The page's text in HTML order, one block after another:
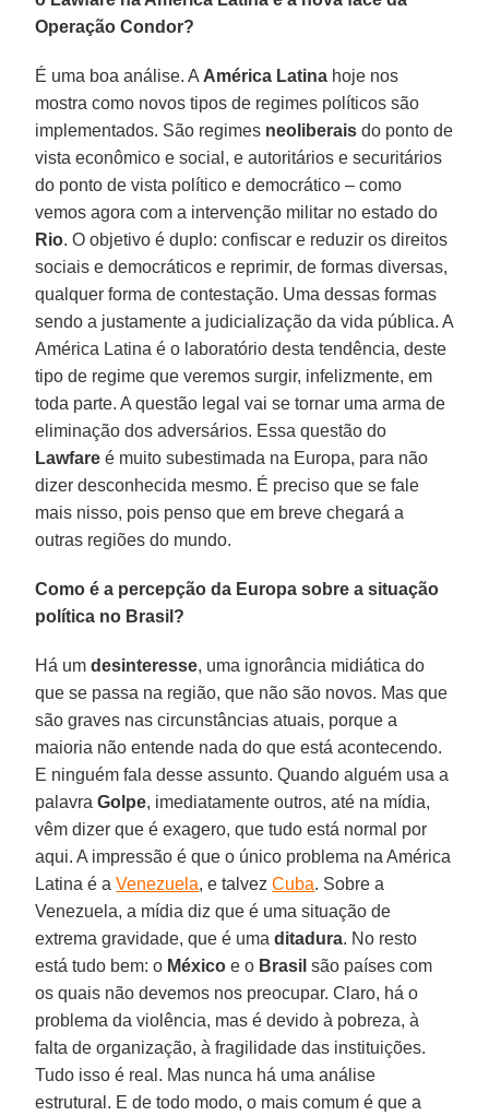
Operação Condor?
É uma boa análise. A América Latina hoje nos
mostra como novos tipos de regimes políticos são
implementados. São regimes neoliberais do ponto de
vista econômico e social, e autoritários e securitários
do ponto de vista político e democrático – como
vemos agora com a intervenção militar no estado do
Rio. O objetivo é duplo: confiscar e reduzir os direitos
sociais e democráticos e reprimir, de formas diversas,
qualquer forma de contestação. Uma dessas formas
sendo a justamente a judicialização da vida pública. A
América Latina é o laboratório desta tendência, deste
tipo de regime que veremos surgir, infelizmente, em
toda parte. A questão legal vai se tornar uma arma de
eliminação dos adversários. Essa questão do
Lawfare é muito subestimada na Europa, para não
dizer desconhecida mesmo. É preciso que se fale
mais nisso, pois penso que em breve chegará a
outras regiões do mundo.
Como é a percepção da Europa sobre a situação
política no Brasil?
Há umdesinteresse, uma ignorância midiática do
que se passa na região, que não são novos. Mas que
são graves nas circunstâncias atuais, porque a
maioria não entende nada do que está acontecendo.
E ninguém fala desse assunto. Quando alguém usa a
palavraGolpe, imediatamente outros, até na mídia,
vêm dizer que é exagero, que tudo está normal por
aqui. A impressão é que o único problema na América
Latina é aVenezuela, e talvezCuba. Sobre a
Venezuela, a mídia diz que é uma situação de
extrema gravidade, que é umaditadura. No resto
está tudo bem: o México e o Brasil são países com
os quais não devemos nos preocupar. Claro, há o
problema da violência, mas é devido à pobreza, à
falta de organização, à fragilidade das instituições.
Tudo isso é real. Mas nunca há uma análise
estrutural. E de todo modo, o mais comum é que a